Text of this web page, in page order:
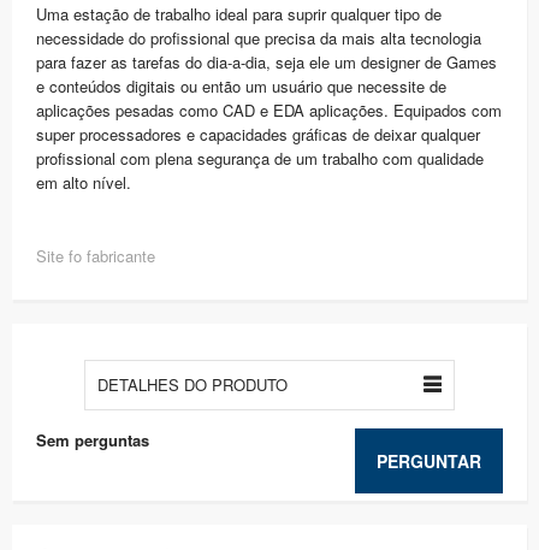
Uma estação de trabalho ideal para suprir qualquer tipo de
necessidade do profissional que precisa da mais alta tecnologia
para fazer as tarefas do dia-a-dia, seja ele um designer de Games
e conteúdos digitais ou então um usuário que necessite de
aplicações pesadas como CAD e EDA aplicações. Equipados com
super processadores e capacidades gráficas de deixar qualquer
profissional com plena segurança de um trabalho com qualidade
em alto nível.
Site fo fabricante
DETALHES DO PRODUTO
PERGUNTAR
Sem perguntas